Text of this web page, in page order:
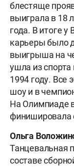
блестяще
выиграла в 18
года. В итоге у
карьеры было
выигрыша на
ушла из спорта
1994 году. Все
шоу и в
На Олимпиаде
финишировала
Ольга
Танцевальная
составе